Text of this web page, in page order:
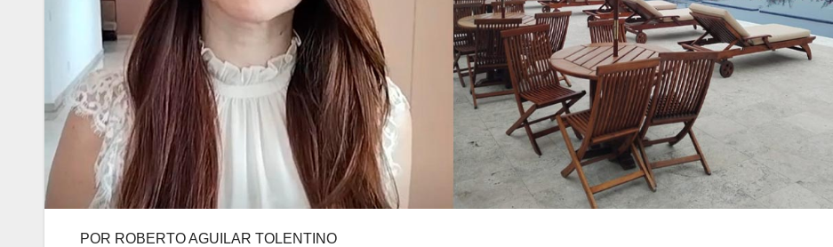
POR ROBERTO AGUILAR TOLENTINO